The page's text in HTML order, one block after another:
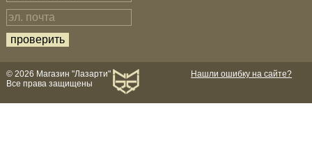
Нашли ошибку на сайте?
© 2026 Магазин "Лазарти"
Все права защищены